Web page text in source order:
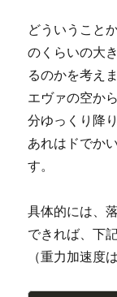
どういうこと
のくらいの大
るのかを考えま
エヴァの空か
分ゆっくり降
あれはドでか
す。
具体的には、
できれば、下
（重力加速度